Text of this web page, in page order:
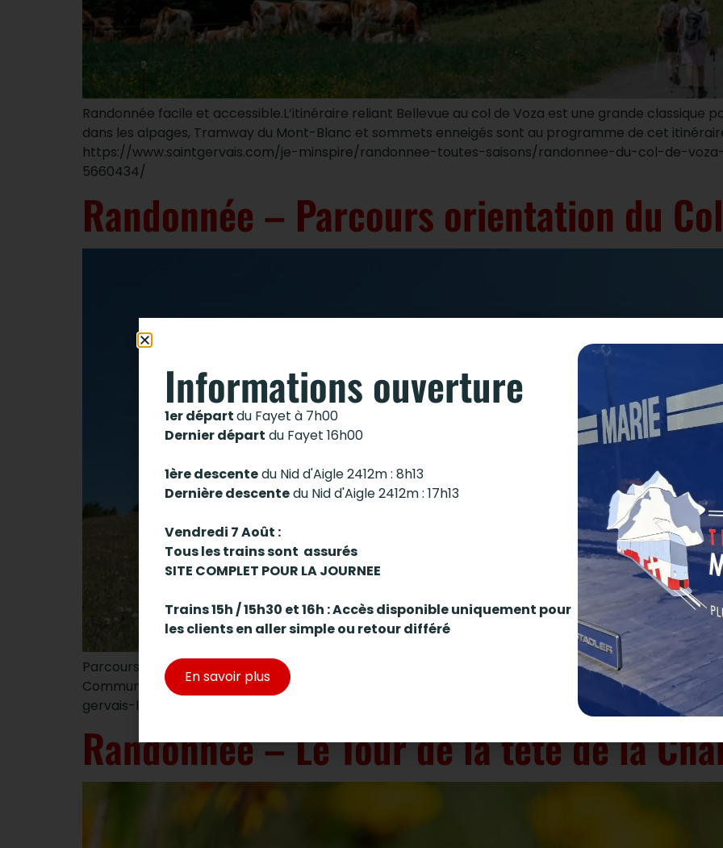
Randonnée facile et accessible.L’itinéraire reliant Bellevue au col de Voza est une grande classique
dans les alpages, Tramway du Mont-Blanc et sommets enneigés sont au programme de cet
https://www.saintgervais.com/je-minspire/randonnee-toutes-saisons/randonnee-du-col-de-
5660434/
Randonnée – Parcours orientation du
Parcours d’orientation en boucle depuis la gare du Col de Voza qui vous permettra de découvrir les
Commune de Saint Gervais Mont-Blanc. + d’infos : https://www.saintgervais.com/jai-envie/
gervais-les-bains-fr-5200230/
Randonnée – Le Tour de la tête de la
Informations ouverture
1er départdu Fayet à 7h00
Dernier départ du Fayet 16h00
1ère descentedu Nid d'Aigle 2412m : 8h13
Dernière descentedu Nid d'Aigle 2412m : 17h13
Vendredi 7 Août :
Tous les trains sont assurés
SITE COMPLET POUR LA JOURNEE
Trains 15h / 15h30 et 16h : Accès disponible uniquement pour
les clients en aller simple ou retour différé
En savoir plus